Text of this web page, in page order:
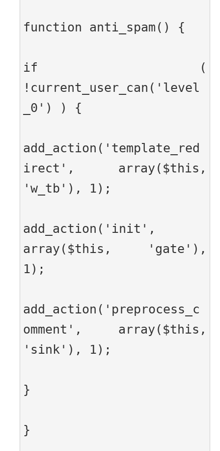
function anti_spam() {
if (
!current_user_can('level
_0') ) {
add_action('template_red
irect', array($this,
'w_tb'), 1);
add_action('init',
array($this, 'gate'),
1);
add_action('preprocess_c
omment', array($this,
'sink'), 1);
}
}